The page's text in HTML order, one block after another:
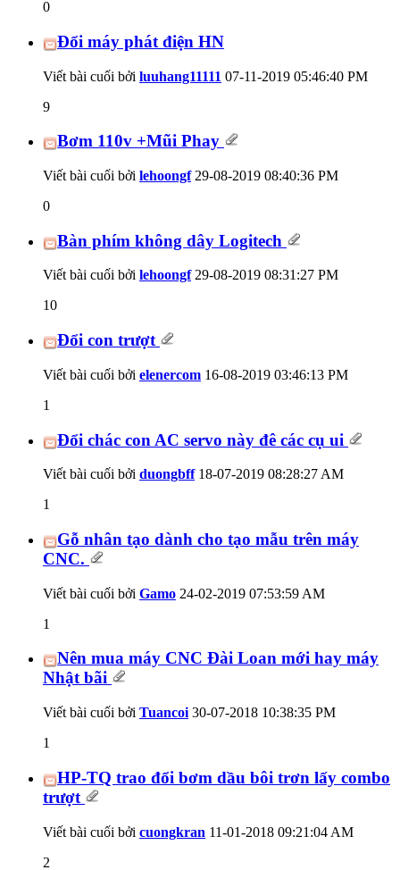
0
Đổi máy phát điện HN
Viết bài cuối bởi luuhang11111 07-11-2019 05:46:40 PM
9
Bơm 110v +Mũi Phay
Viết bài cuối bởi lehoongf29-08-2019 08:40:36 PM
0
Bàn phím không dây Logitech
Viết bài cuối bởi lehoongf29-08-2019 08:31:27 PM
10
Đổi con trượt
Viết bài cuối bởi elenercom 16-08-2019 03:46:13 PM
1
Đổi chác con AC servo này đê các cụ ui
Viết bài cuối bởi duongbff18-07-2019 08:28:27 AM
1
Gỗ nhân tạo dành cho tạo mẫu trên máy
CNC.
Viết bài cuối bởi Gamo 24-02-2019 07:53:59 AM
1
Nên mua máy CNC Đài Loan mới hay máy
Nhật bãi
Viết bài cuối bởi Tuancoi 30-07-2018 10:38:35 PM
1
HP-TQ trao đổi bơm dầu bôi trơn lấy combo
trượt
Viết bài cuối bởi cuongkran 11-01-2018 09:21:04 AM
2